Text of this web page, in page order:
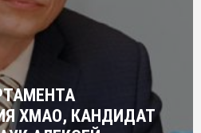
ХМАО, КАНДИДАТ